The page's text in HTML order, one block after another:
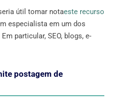
útil tomar notaeste recurso
especialista em um dos
particular, SEO, blogs, e-
postagem de